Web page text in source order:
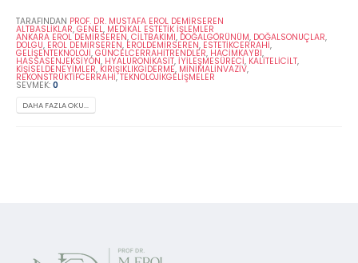
TARAFINDAN PROF. DR. MUSTAFA EROL DEMİRSEREN
ALTBASLIKLAR, GENEL, MEDIKAL ESTETIK İŞLEMLER
ANKARA EROL DEMIRSEREN, CILTBAKIMI, DOĞALGÖRÜNÜM, DOĞALSONUÇLAR,
DOLGU, EROL DEMIRSEREN, EROLDEMIRSEREN, ESTETIKCERRAHI,
GELIŞENTEKNOLOJI, GÜNCELCERRAHITRENDLER, HACIMKAYBI,
HASSASENJEKSIYON, HYALURONIKASIT, İYILEŞMESÜRECI, KALITELICILT,
KIŞISELDENEYIMLER, KIRIŞIKLIKGIDERME, MINIMALINVAZIV,
REKONSTRÜKTIFCERRAHI,TEKNOLOJIKGELIŞMELER
SEVMEK: 0
DAHA FAZLA OKU...